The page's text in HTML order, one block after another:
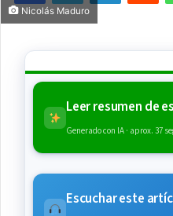
Nicolás Maduro
Leer resumen de
Generado con IA · aprox. 37
Escuchar este